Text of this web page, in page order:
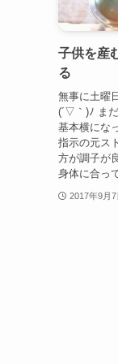
子供を産
る
無事に土曜
(´▽｀)ﾉ ま
基本横にな
指示の元ス
方が調子が
身体に合っ
2017年9月7